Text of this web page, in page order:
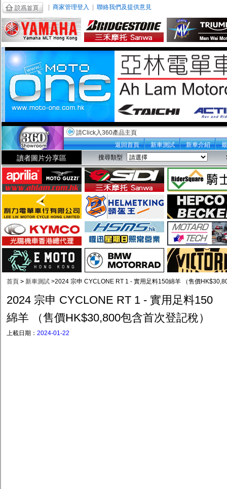
商家管理登入 聯絡我們及提供意見
請Click入360產品主頁
返回首頁
新車測試 新車介紹
讀者圖片分享區 搜尋類型
首頁 > 新車測試 >2024 宗申 CYCLONE RT 1 - 實用足料150綿羊 （售價
2024 宗申 CYCLONE RT 1 - 實用足料150
綿羊 （售價HK$30,800包含首次登記稅）
上載日期： 2024-01-22